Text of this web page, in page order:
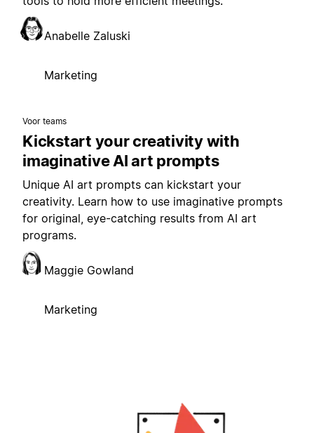
Anabelle Zaluski
Marketing
Voor teams
Kickstart your creativity with
imaginative AI art prompts
Unique AI art prompts can kickstart your
creativity. Learn how to use imaginative prompts
for original, eye-catching results from AI art
programs.
Maggie Gowland
Marketing